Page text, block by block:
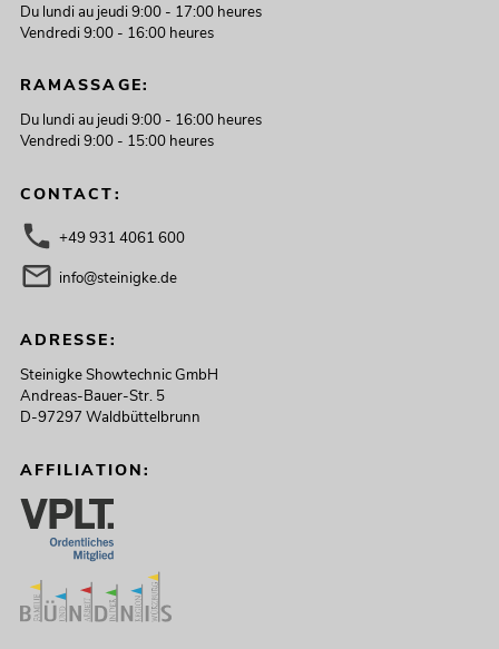
Du lundi au jeudi 9:00 - 17:00 heures
Vendredi 9:00 - 16:00 heures
RAMASSAGE:
Du lundi au jeudi 9:00 - 16:00 heures
Vendredi 9:00 - 15:00 heures
CONTACT:
+49 931 4061 600
info@steinigke.de
ADRESSE:
Steinigke Showtechnic GmbH
Andreas-Bauer-Str. 5
D-97297 Waldbüttelbrunn
AFFILIATION: